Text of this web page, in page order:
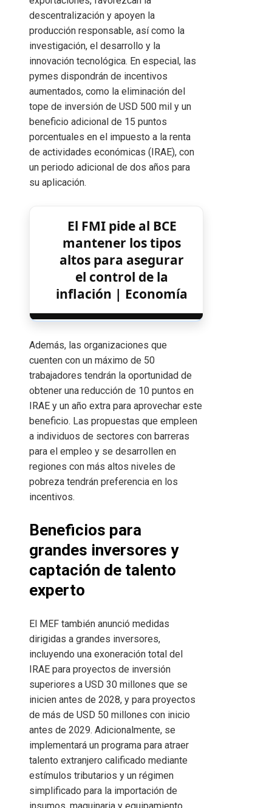
descentralización y apoyen la
producción responsable, así como la
investigación, el desarrollo y la
innovación tecnológica. En especial, las
pymes dispondrán de incentivos
aumentados, como la eliminación del
tope de inversión de USD 500 mil y un
beneficio adicional de 15 puntos
porcentuales en el impuesto a la renta
de actividades económicas (IRAE), con
un periodo adicional de dos años para
su aplicación.
El FMI pide al BCE
mantener los tipos
altos para asegurar
el control de la
inflación | Economía
Además, las organizaciones que
cuenten con un máximo de 50
trabajadores tendrán la oportunidad de
obtener una reducción de 10 puntos en
IRAE y un año extra para aprovechar este
beneficio. Las propuestas que empleen
a individuos de sectores con barreras
para el empleo y se desarrollen en
regiones con más altos niveles de
pobreza tendrán preferencia en los
incentivos.
Beneficios para
grandes inversores y
captación de talento
experto
El MEF también anunció medidas
dirigidas a grandes inversores,
incluyendo una exoneración total del
IRAE para proyectos de inversión
superiores a USD 30 millones que se
inicien antes de 2028, y para proyectos
de más de USD 50 millones con inicio
antes de 2029. Adicionalmente, se
implementará un programa para atraer
talento extranjero calificado mediante
estímulos tributarios y un régimen
simplificado para la importación de
insumos, maquinaria y equipamiento